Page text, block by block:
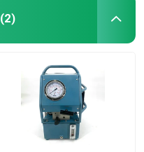
(2)